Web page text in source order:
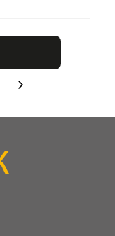
Next